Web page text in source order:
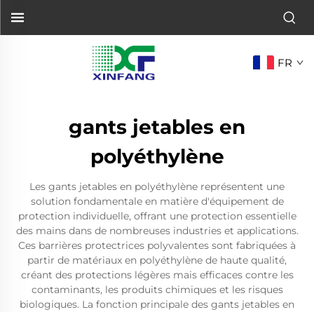
FR
gants jetables en
polyéthylène
Les gants jetables en polyéthylène représentent une
solution fondamentale en matière d'équipement de
protection individuelle, offrant une protection essentielle
des mains dans de nombreuses industries et applications.
Ces barrières protectrices polyvalentes sont fabriquées à
partir de matériaux en polyéthylène de haute qualité,
créant des protections légères mais efficaces contre les
contaminants, les produits chimiques et les risques
biologiques. La fonction principale des gants jetables en